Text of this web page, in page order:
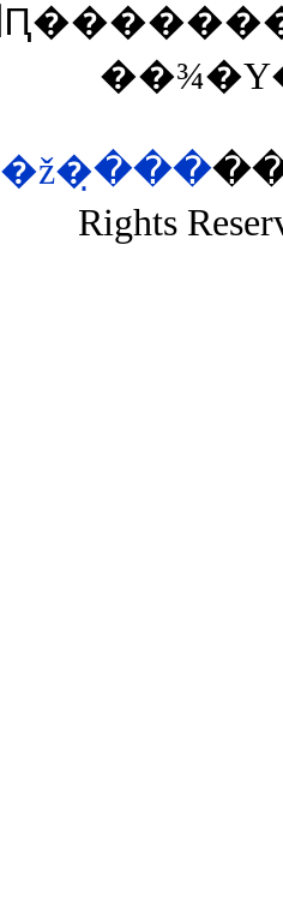
�ޤꤿ���߼�ž�ּ�̣��
Rights